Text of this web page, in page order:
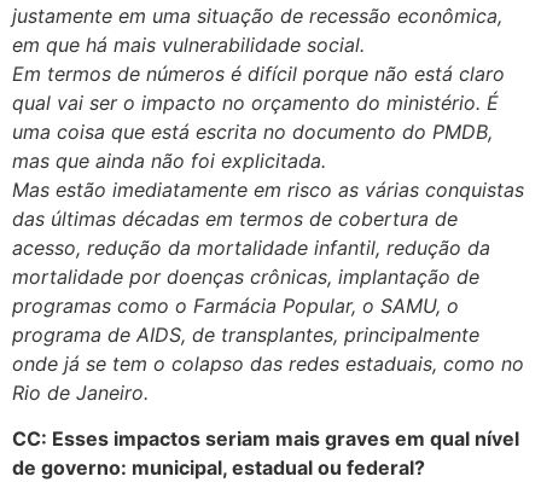
justamente em uma situação de recessão econômica,
em que há mais vulnerabilidade social.
Em termos de números é difícil porque não está claro
qual vai ser o impacto no orçamento do ministério. É
uma coisa que está escrita no documento do PMDB,
mas que ainda não foi explicitada.
Mas estão imediatamente em risco as várias conquistas
das últimas décadas em termos de cobertura de
acesso, redução da mortalidade infantil, redução da
mortalidade por doenças crônicas, implantação de
programas como o Farmácia Popular, o SAMU, o
programa de AIDS, de transplantes, principalmente
onde já se tem o colapso das redes estaduais, como no
Rio de Janeiro.
CC: Esses impactos seriam mais graves em qual nível
de governo: municipal, estadual ou federal?